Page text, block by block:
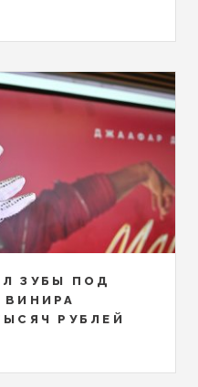
ЗУБЫ ПОД
РУБЛЕЙ